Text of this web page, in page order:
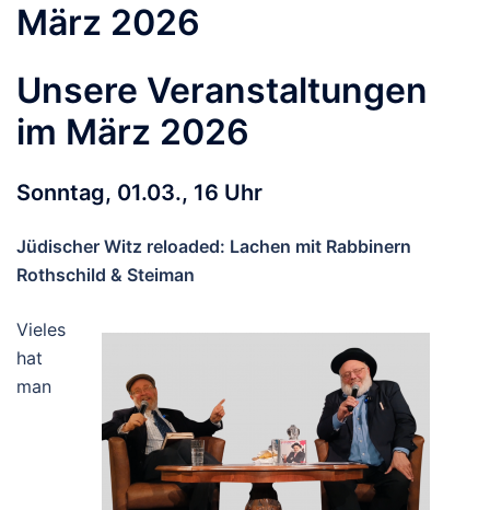
März 2026
Unsere Veranstaltungen
im März 2026
Sonntag, 01.03., 16 Uhr
Jüdischer Witz reloaded: Lachen mit Rabbinern
Rothschild & Steiman
Vieles
hat
man